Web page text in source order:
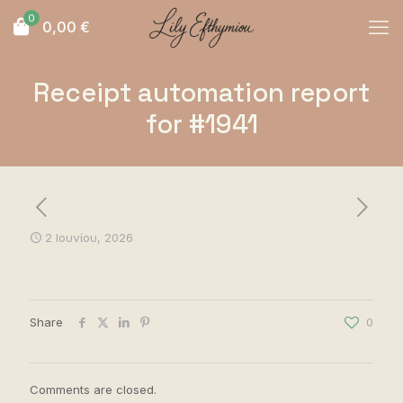
0 0,00 €
Receipt automation report
for #1941
2 Ιουνίου, 2026
Share 0
Comments are closed.